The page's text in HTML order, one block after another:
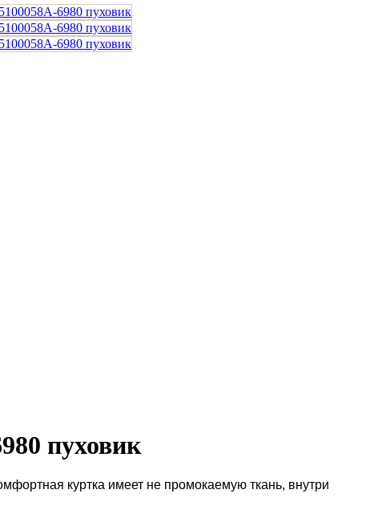
пуховик
куртка имеет не промокаемую ткань, внутри